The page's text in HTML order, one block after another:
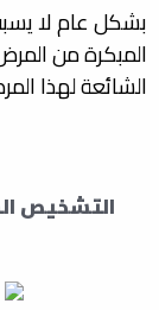
بشكل عام لا
المبكرة من
الشائعة لهذا
التشخيص